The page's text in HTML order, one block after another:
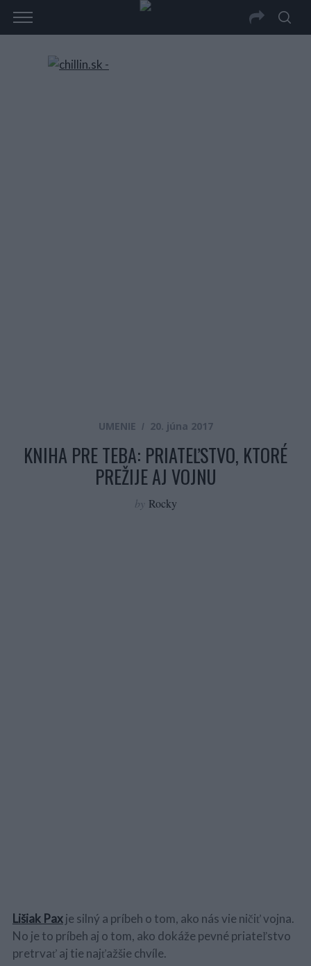
UMENIE 20. júna 2017
KNIHA PRE TEBA: PRIATEĽSTVO, KTORÉ
PREŽIJE AJ VOJNU
by Rocky
Lišiak Paxje silný a príbeh o tom, ako nás vie ničiť vojna.
No je to príbeh aj o tom, ako dokáže pevné priateľstvo
pretrvať aj tie najťažšie chvíle.